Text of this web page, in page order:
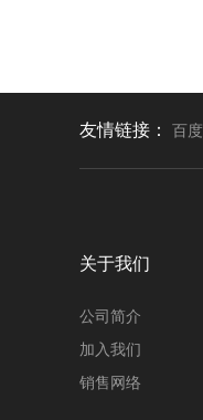
友情链接： 百度
关于我们
公司简介
加入我们
销售网络